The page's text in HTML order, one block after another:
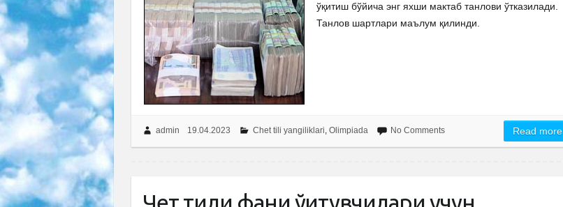
ўқитиш бўйича энг яхши мактаб танлови ўтказилади.
Танлов шартлари маълум қилинди.
admin 19.04.2023 Chet tili yangiliklari, Olimpiada No Comments Read more